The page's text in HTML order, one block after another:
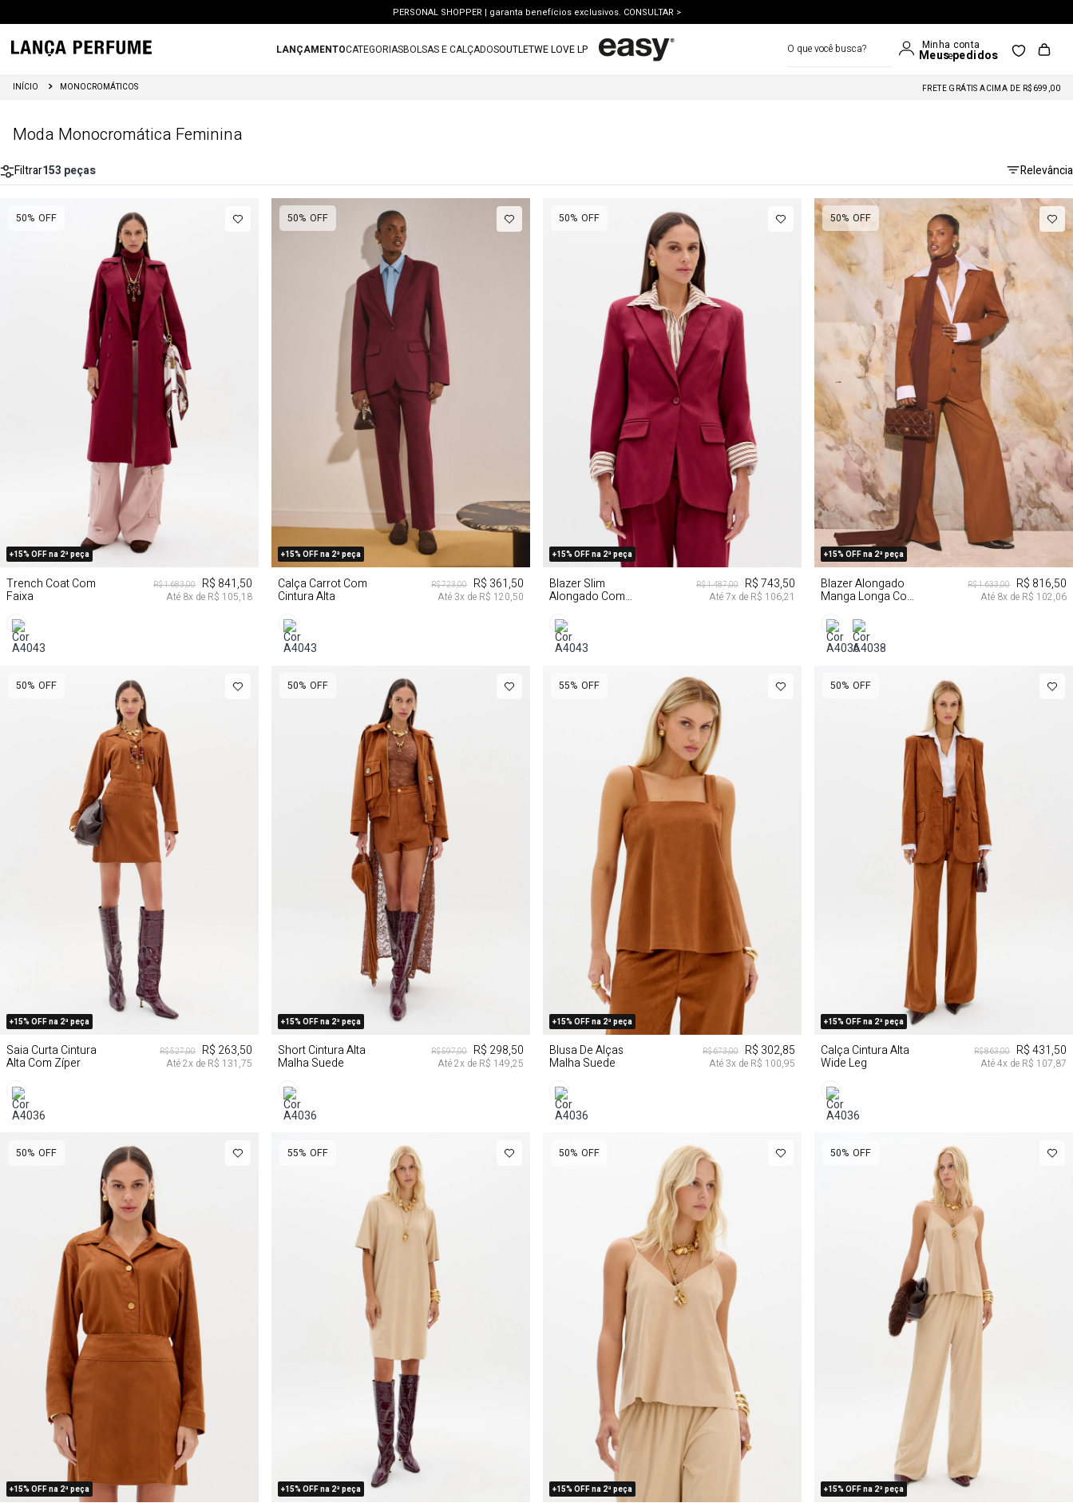
FRETE GRÁTIS | a partir de R$ 699. APROVEITAR >
OUTLET: ATÉ 65% OFF + 15 OFF NA 2ª PEÇA. Compre Agora >
LANÇAMENTO PRIMAVERA 27. Clique e aproveite.
LANÇAMENTOCATEGORIASBOLSAS E CALÇADOSOUTLETWE LOVE LP
MONOCROMÁTICOS FRETE GRÁTIS ACIMA DE R$699,00
Moda Monocromática Feminina
Filtrar153 peças Relevância
P M G
+15% OFF na 2ª peça
50% OFF
Trench Coat Com
Faixa
R$ 1.683,00 R$ 841,50
Até 8x de R$ 105,18
PP P M G
+15% OFF na 2ª peça
50% OFF
Calça Carrot Com
Cintura Alta
R$ 723,00 R$ 361,50
Até 3x de R$ 120,50
+15% OFF na 2ª peça
50% OFF
Blazer Slim
Alongado Com
R$ 1.487,00 R$ 743,50
Até7x de R$ 106,21
M G GG
+15% OFF na 2ª peça
50% OFF
Blazer Alongado
Manga Longa Com
R$ 1.633,00 R$ 816,50
Até 8x de R$ 102,06
PP P G
+15% OFF na 2ª peça
50% OFF
Saia Curta Cintura
Alta Com Zíper
R$ 527,00 R$ 263,50
Até2x de R$ 131,75
PP P M
+15% OFF na 2ª peça
50% OFF
Short Cintura Alta
Malha Suede
R$ 597,00 R$ 298,50
Até2x de R$ 149,25
PP P M
+15% OFF na 2ª peça
55% OFF
Blusa De Alças
Malha Suede
R$ 673,00 R$ 302,85
Até 3x de R$ 100,95
PP P M
+15% OFF na 2ª peça
50% OFF
Calça Cintura Alta
Wide Leg
R$ 863,00 R$ 431,50
Até4x de R$ 107,87
P M G GG
+15% OFF na 2ª peça
50% OFF
PP P
+15% OFF na 2ª peça
55% OFF
PP P
+15% OFF na 2ª peça
50% OFF
PP P
+15% OFF na 2ª peça
50% OFF
7º
8
10